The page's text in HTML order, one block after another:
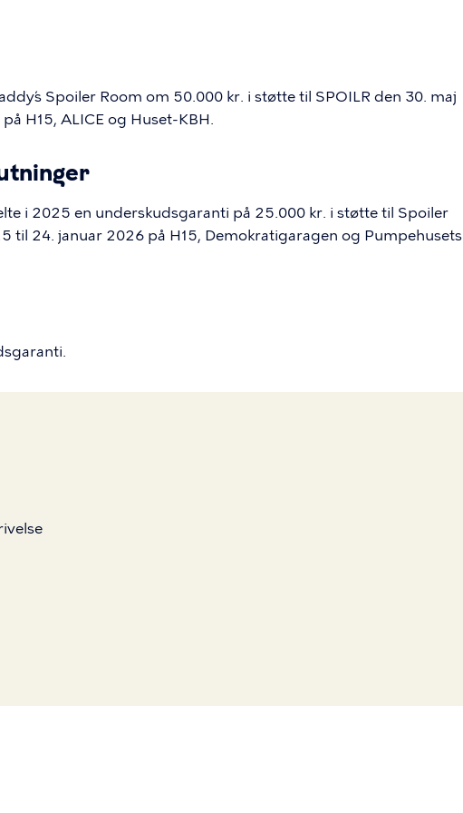
Spoiler Room om 50.000 kr. i støtte til SPOILR den 30. maj
H15, ALICE og Huset-KBH.
i 2025 en underskudsgaranti på 25.000 kr. i støtte til Spoiler
til 24. januar 2026 på H15, Demokratigaragen og Pumpehusets